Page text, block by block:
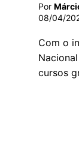
Por
08/04/
Com o
cursos